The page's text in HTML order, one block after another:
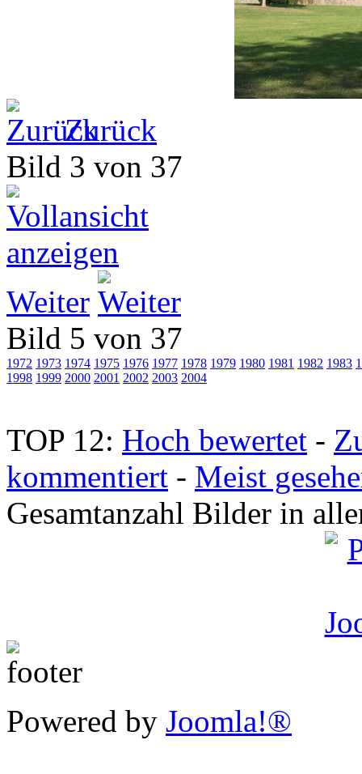
Zurück
Bild 3 von 37
Weiter
Bild 5 von 37
1972 1973 1974 1975 1976 1977 1978 1979 1980 1981 1982 1983
1998 1999 2000 2001 2002 2003 2004
TOP 12: Hoch bewertet -
kommentiert - Meist
Gesamtanzahl Bilder in
Powered by Joomla!®